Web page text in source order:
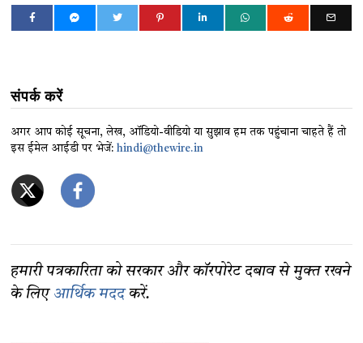
संपर्क करें
अगर आप कोई सूचना, लेख, ऑडियो-वीडियो या सुझाव हम तक पहुंचाना चाहते हैं तो
इस ईमेल आईडी पर भेजें:hindi@thewire.in
हमारी पत्रकारिता को सरकार और कॉरपोरेट दबाव से मुक्त रखने
के लिए आर्थिक मददकरें.